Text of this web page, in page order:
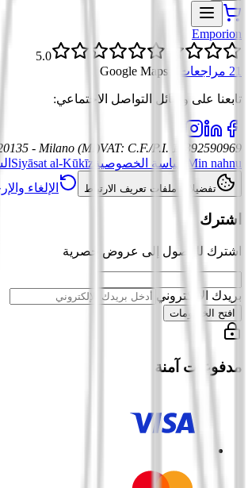
Emporion
5.0
21 مراجعات
Google Maps
تابعنا على وسائل التواصل الاجتماعي:
- Milano (MI)VAT: C.F./P.I. 12392590969
Min nahnu
سياسة الخصوصية Siyāsat al-Kūkīz
تفضيلات ملفات تعريف الارتباط الإلغاء
اشترك
اشترك للوصول إلى عروض حصرية
بريدك الإلكتروني
افتح الخصومات
مدفوعات آمنة